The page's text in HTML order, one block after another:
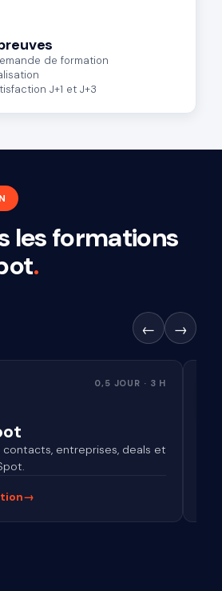
de formation
J+1 et J+3
les formations
.
← →
0,5 JOUR · 3 H
contacts, entreprises, deals et
→